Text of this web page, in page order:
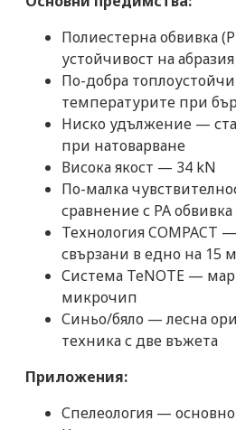
Полиестерна обвивка
устойчивост на
По-добра
температурите при
Ниско удължение —
при натоварване
Висока якост — 34 kN
По-малка
сравнение с PA обвивка
Технология COMPACT
свързани в едно на 15
Система TeNOTE —
микрочип
Синьо/бяло — лесна
техника с две въжета
Приложения:
Спелеология —